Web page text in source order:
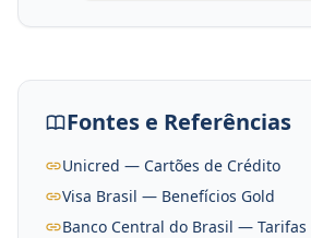
Fontes e Referências
Unicred — Cartões de Crédito
Visa Brasil — Benefícios Gold
Banco Central do Brasil — Tarifas